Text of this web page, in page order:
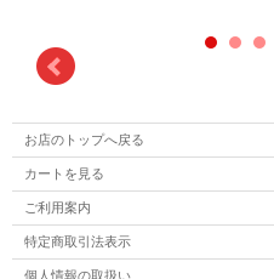
お店のトップへ戻る
カートを見る
ご利用案内
特定商取引法表示
個人情報の取扱い